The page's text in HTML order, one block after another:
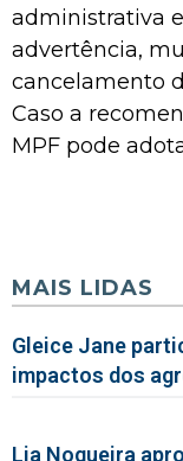
administrativa
advertência,
cancelamento
Caso a
MPF pode
MAIS LIDAS
Gleice Jane
impactos dos
Lia Nogueira